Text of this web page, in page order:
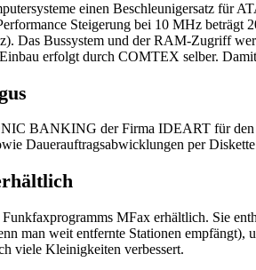
einen Beschleunigersatz für
Steigerung bei 10 MHz
Das Bussystem und der RAM-Zugriff
erfolgt durch COMTEX selber.
BANKING der Firma IDEART für den
Dauerauftragsabwicklungen per
MFax erhältlich. Sie
man weit entfernte Stationen
viele Kleinigkeiten verbessert.